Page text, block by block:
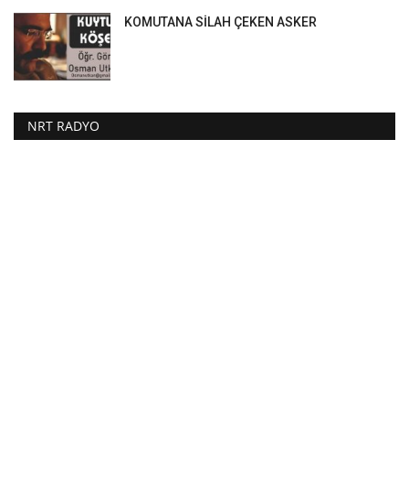
KOMUTANA SİLAH ÇEKEN ASKER
NRT RADYO